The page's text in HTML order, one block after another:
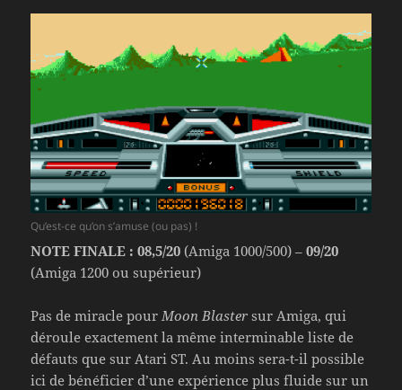
Qu’est-ce qu’on s’amuse (ou pas) !
NOTE FINALE : 08,5/20 (Amiga 1000/500) –09/20
(Amiga 1200 ou supérieur)
Pas de miracle pourMoon Blaster sur Amiga, qui
déroule exactement la même interminable liste de
défauts que sur Atari ST. Au moins sera-t-il possible
ici de bénéficier d’une expérience plus fluide sur un